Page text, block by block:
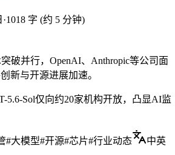
·1018 字 (约 5 分钟)
破并行，OpenAI、Anthropic等公司面
新与开源进展加速。
5.6-Sol仅向约20家机构开放，凸显AI监
#大模型#开源#芯片#行业动态
中英